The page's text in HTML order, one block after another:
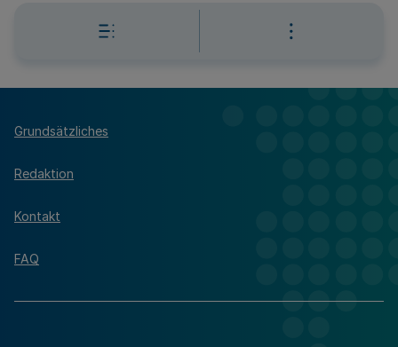
Grundsätzliches
Redaktion
Kontakt
FAQ